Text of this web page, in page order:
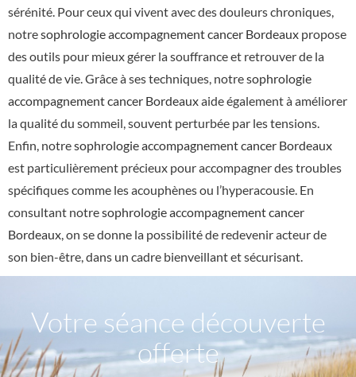
sérénité. Pour ceux qui vivent avec des douleurs chroniques,
notresophrologie accompagnement cancer Bordeaux propose
des outils pour mieux gérer la souffrance et retrouver de la
qualité de vie. Grâce à ses techniques, notresophrologie
accompagnement cancer Bordeauxaide également à améliorer
la qualité du sommeil, souvent perturbée par les tensions.
Enfin, notresophrologie accompagnement cancer Bordeaux
est particulièrement précieux pour accompagner des troubles
spécifiques comme les acouphènes ou l’hyperacousie. En
consultant notresophrologie accompagnement cancer
Bordeaux , on se donne la possibilité de redevenir acteur de
son bien-être, dans un cadre bienveillant et sécurisant.
Votre séance découverte
offerte